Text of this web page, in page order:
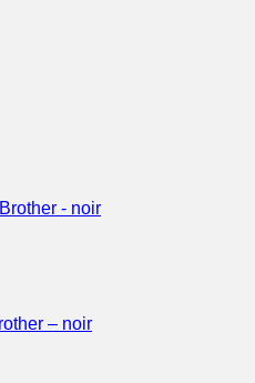
– noir